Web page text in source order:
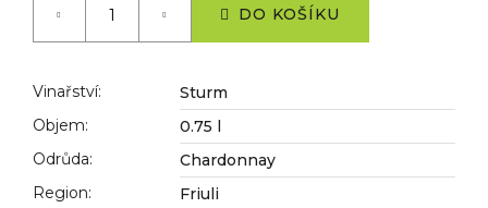
DO KOŠÍKU
Vinařství:
Sturm
Objem:
0.75 l
Odrůda:
Chardonnay
Region:
Friuli
č
e
e